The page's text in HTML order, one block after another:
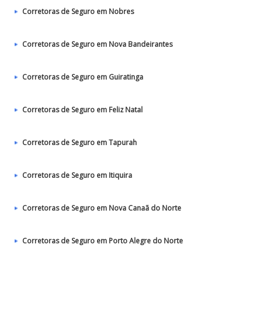
Corretoras de Seguro em Nobres
Corretoras de Seguro em Nova Bandeirantes
Corretoras de Seguro em Guiratinga
Corretoras de Seguro em Feliz Natal
Corretoras de Seguro em Tapurah
Corretoras de Seguro em Itiquira
Corretoras de Seguro em Nova Canaã do Norte
Corretoras de Seguro em Porto Alegre do Norte